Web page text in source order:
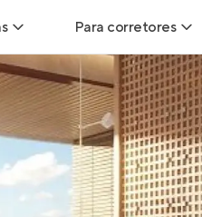
Para corretores
Leads para
Corretor+
Parcerias